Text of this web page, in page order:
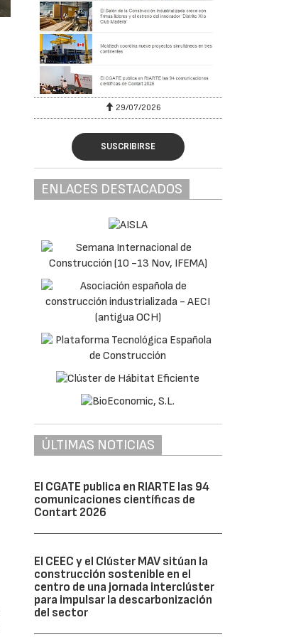
29/07/2026
SUSCRIBIRSE
ENLACES DESTACADOS
ÚLTIMAS NOTICIAS
El CGATE publica en RIARTE las 94
comunicaciones científicas de
Contart 2026
El CEEC y el Clúster MAV sitúan la
construcción sostenible en el
centro de una jornada interclúster
para impulsar la descarbonización
del sector